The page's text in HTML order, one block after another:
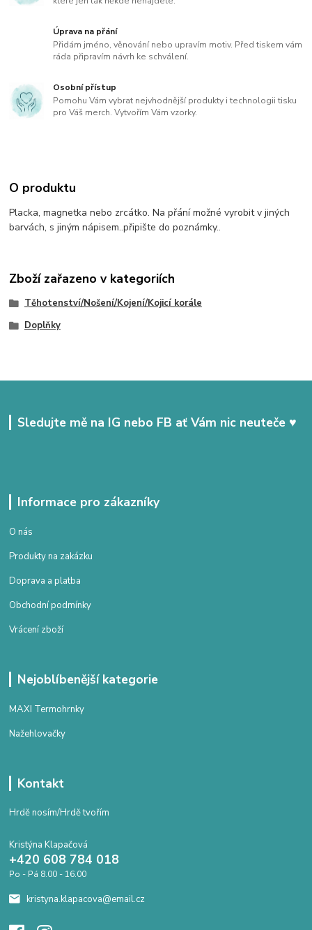
Úprava na přání
Přidám jméno, věnování nebo upravím motiv. Před tiskem vám
ráda připravím návrh ke schválení.
Osobní přístup
Pomohu Vám vybrat nejvhodnější produkty i technologii tisku
pro Váš merch. Vytvořím Vám vzorky.
O produktu
Placka, magnetka nebo zrcátko. Na přání možné vyrobit v jiných
barvách, s jiným nápisem..připište do poznámky..
Zboží zařazeno v kategoriích
Těhotenství/Nošení/Kojení/Kojicí korále
Doplňky
Sledujte mě na IG nebo FB ať Vám nic neuteče ♥
Informace pro zákazníky
O nás
Produkty na zakázku
Doprava a platba
Obchodní podmínky
Vrácení zboží
Nejoblíbenější kategorie
MAXI Termohrnky
Nažehlovačky
Kontakt
Hrdě nosím/Hrdě tvořím
Kristýna Klapačová
+420 608 784 018
Po - Pá 8.00 - 16.00
kristyna.klapacova@email.cz